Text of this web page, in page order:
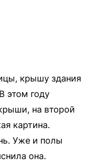
крышу здания
этом году
на второй
картина.
Уже и полы
она.